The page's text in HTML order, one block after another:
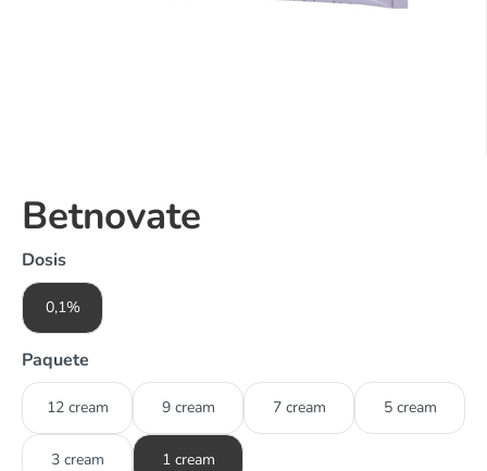
Betnovate
Dosis
0,1%
Paquete
12 cream 9 cream 7 cream 5 cream
3 cream 1 cream